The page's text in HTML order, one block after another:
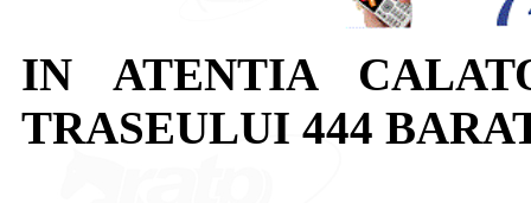
IN ATENTIA
TRASEULUI 444